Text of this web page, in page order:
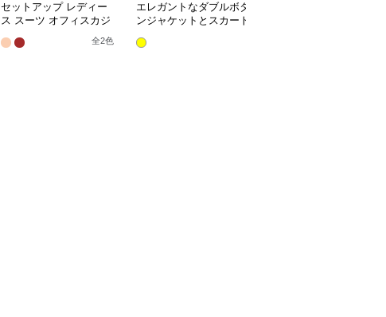
セットアップ レディー
ス スーツ オフィスカジ
ュアルチェック柄ジャケ
ット&ワイドパンツ
全2色
エレガントなダブルボタ
ンジャケットとスカート